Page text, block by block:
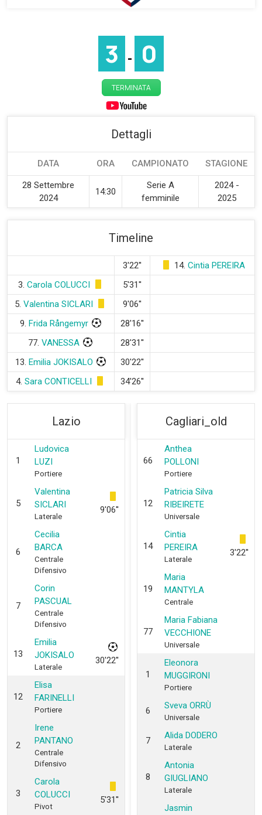
3 - 0
TERMINATA
Dettagli
DATA ORA CAMPIONATO STAGIONE
28 Settembre
2024
14:30
Serie A
femminile
2024 -
2025
Timeline
3'22'' 14. Cintia PEREIRA
3. Carola COLUCCI
5'31''
5. Valentina SICLARI
9'06''
9. Frida Rångemyr
28'16''
77. VANESSA
28'31''
13. Emilia JOKISALO
30'22''
4. Sara CONTICELLI 34'26''
Lazio
1
Ludovica
LUZI
Portiere
5
Valentina
SICLARI
Laterale
9'06''
6
Cecilia
BARCA
Centrale
Difensivo
7
Corin
PASCUAL
Centrale
Difensivo
13
Emilia
JOKISALO
Laterale
30'22''
12
Elisa
FARINELLI
Portiere
2
Irene
PANTANO
Centrale
Difensivo
3
Carola
COLUCCI
Pivot
5'31''
Cagliari_old
66
Anthea
POLLONI
Portiere
12
Patricia Silva
RIBEIRETE
Universale
14
Cintia
PEREIRA
Laterale
3'22''
19
Maria
MANTYLA
Centrale
77
Maria Fabiana
VECCHIONE
Universale
1
Eleonora
MUGGIRONI
Portiere
6 Sveva ORRÙ
Universale
7 Alida DODERO
Laterale
8
Antonia
GIUGLIANO
Laterale
Jasmin